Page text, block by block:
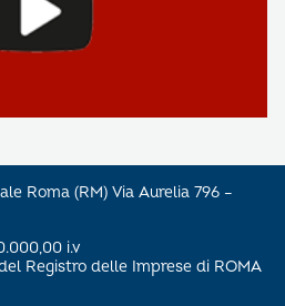
Roma (RM) Via Aurelia 796 –
i.v
Registro delle Imprese di ROMA